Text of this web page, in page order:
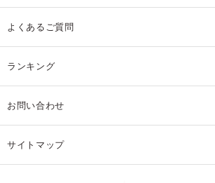
よくあるご質問
ランキング
お問い合わせ
サイトマップ